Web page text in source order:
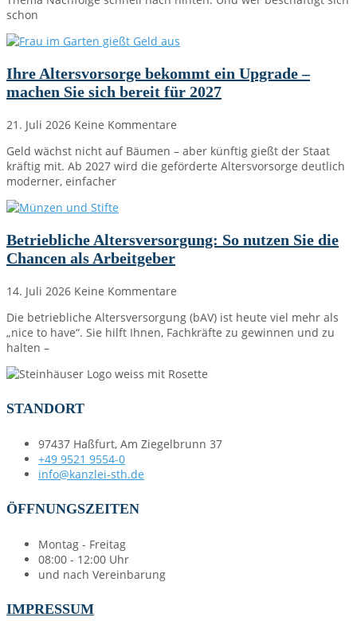
schon
Ihre Altersvorsorge bekommt ein Upgrade –
machen Sie sich bereit für 2027
21. Juli 2026 Keine Kommentare
Geld wächst nicht auf Bäumen – aber künftig gießt der Staat
kräftig mit. Ab 2027 wird die geförderte Altersvorsorge deutlich
moderner, einfacher
Betriebliche Altersversorgung: So nutzen Sie die
Chancen als Arbeitgeber
14. Juli 2026 Keine Kommentare
Die betriebliche Altersversorgung (bAV) ist heute viel mehr als
„nice to have“. Sie hilft Ihnen, Fachkräfte zu gewinnen und zu
halten –
STANDORT
97437 Haßfurt, Am Ziegelbrunn 37
+49 9521 9554-0
info@kanzlei-sth.de
ÖFFNUNGSZEITEN
Montag - Freitag
08:00 - 12:00 Uhr
und nach Vereinbarung
IMPRESSUM